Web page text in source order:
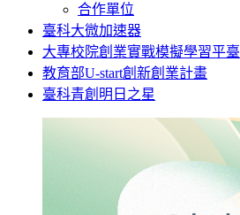
合作單位
臺科大微加速器
大專校院創業實戰模擬學習平臺
教育部U-start創新創業計畫
臺科青創明日之星